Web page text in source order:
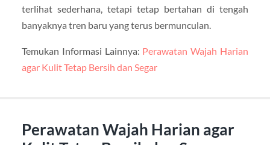
terlihat sederhana, tetapi tetap bertahan di tengah
banyaknya tren baru yang terus bermunculan.
Temukan Informasi Lainnya: Perawatan Wajah Harian
agar Kulit Tetap Bersih dan Segar
Perawatan Wajah Harian agar